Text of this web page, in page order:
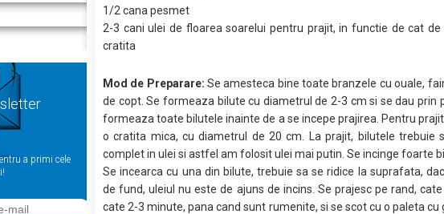
a primi cele
1/2 cana pesmet
2-3 cani ulei de floarea soarelui pentru prajit, in functie de cat
cratita
Mod de Preparare: Se amesteca bine toate branzele cu ouale,
de copt. Se formeaza bilute cu diametrul de 2-3 cm si se dau prin
formeaza toate bilutele inainte de a se incepe prajirea. Pentru
o cratita mica, cu diametrul de 20 cm. La prajit, bilutele trebuie
complet in ulei si astfel am folosit ulei mai putin. Se incinge foarte
Se incearca cu una din bilute, trebuie sa se ridice la suprafata,
de fund, uleiul nu este de ajuns de incins. Se prajesc pe rand,
cate 2-3 minute, pana cand sunt rumenite, si se scot cu o paleta cu